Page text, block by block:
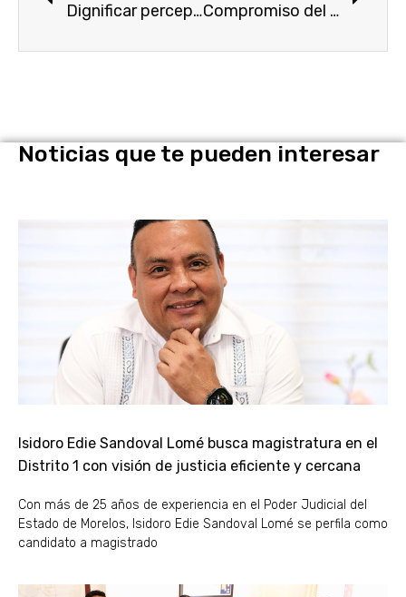
Dignificar percepciones de policías, primer acuerdo de integrantes del “Pacto por la Seguridad” Compromiso del Poder Legislativo en la búsqueda de personas desaparecidas.
Noticias que te pueden interesar
Isidoro Edie Sandoval Lomé busca magistratura en el
Distrito 1 con visión de justicia eficiente y cercana
Con más de 25 años de experiencia en el Poder Judicial del
Estado de Morelos, Isidoro Edie Sandoval Lomé se perfila como
candidato a magistrado